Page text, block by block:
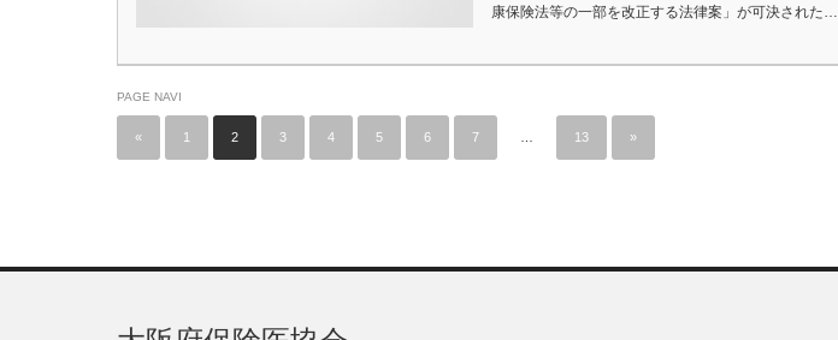
康保険法等の一部を改正する法律案」が可決された…
PAGE NAVI
« 1 2 3 4 5 6 7 13 »